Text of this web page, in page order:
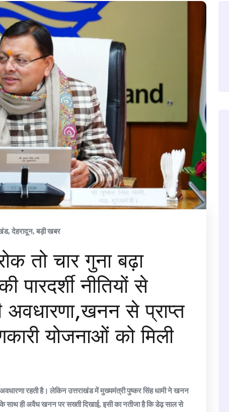
, देहरादून, बड़ी खबर
तो चार गुना बढ़ा
पारदर्शी नीतियों से
से प्राप्त
योजनाओं को मिली
रहती है। लेकिन उत्तराखंड में मुख्यमंत्री पुष्कर सिंह धामी ने खनन
साथ ही अवैध खनन पर सख्ती दिखाई, इसी का नतीजा है कि डेढ़ साल से